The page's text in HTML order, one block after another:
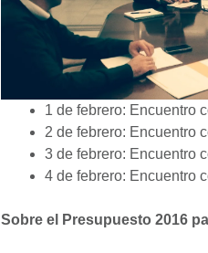
1 de febrero: Encuentro
2 de febrero: Encuentro
3 de febrero: Encuentro
4 de febrero: Encuentro
Sobre el Presupuesto 2016